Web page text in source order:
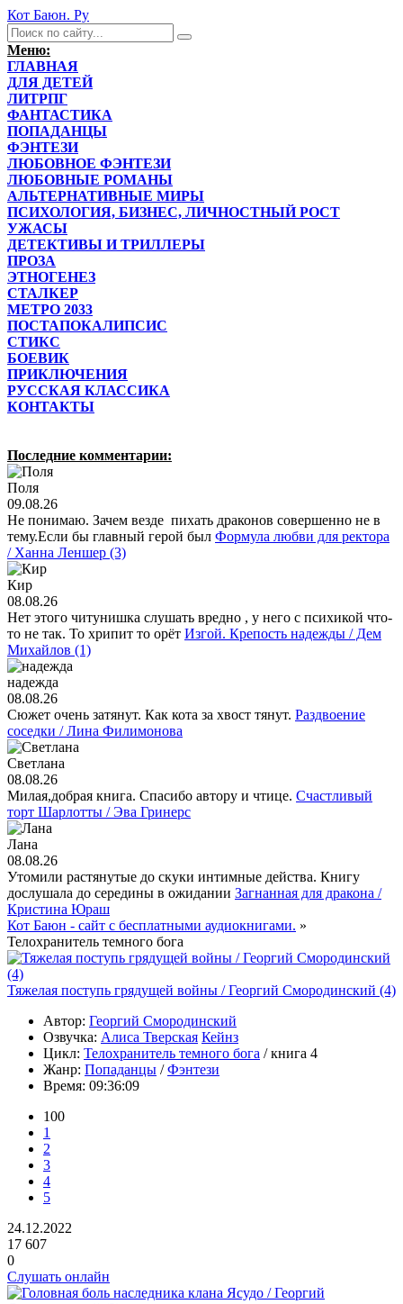
Кот Баюн. Ру
Меню:
ГЛАВНАЯ
ДЛЯ ДЕТЕЙ
ЛИТРПГ
ФАНТАСТИКА
ПОПАДАНЦЫ
ФЭНТЕЗИ
ЛЮБОВНОЕ ФЭНТЕЗИ
ЛЮБОВНЫЕ РОМАНЫ
АЛЬТЕРНАТИВНЫЕ МИРЫ
ПСИХОЛОГИЯ, БИЗНЕС, ЛИЧНОСТНЫЙ РОСТ
УЖАСЫ
ДЕТЕКТИВЫ И ТРИЛЛЕРЫ
ПРОЗА
ЭТНОГЕНЕЗ
СТАЛКЕР
МЕТРО 2033
ПОСТАПОКАЛИПСИС
СТИКС
БОЕВИК
ПРИКЛЮЧЕНИЯ
РУССКАЯ КЛАССИКА
КОНТАКТЫ
Последние комментарии:
Поля
09.08.26
Не понимаю. Зачем везде пихать драконов совершенно не в
тему.Если бы главный герой был Формула любви для ректора
/ Ханна Леншер (3)
Кир
08.08.26
Нет этого читунишка слушать вредно , у него с психикой что-
то не так. То хрипит то орёт Изгой. Крепость надежды / Дем
Михайлов (1)
надежда
08.08.26
Сюжет очень затянут. Как кота за хвост тянут. Раздвоение
соседки / Лина Филимонова
Светлана
08.08.26
Милая,добрая книга. Спасибо автору и чтице. Счастливый
торт Шарлотты / Эва Гринерс
Лана
08.08.26
Утомили растянутые до скуки интимные действа. Книгу
дослушала до середины в ожидании Загнанная для дракона /
Кристина Юраш
Кот Баюн - сайт с бесплатными аудиокнигами. »
Телохранитель темного бога
Тяжелая поступь грядущей войны / Георгий Смородинский (4)
Автор: Георгий Смородинский
Озвучка: Алиса Тверская Кейнз
Цикл: Телохранитель темного бога / книга 4
Жанр: Попаданцы /Фэнтези
Время: 09:36:09
100
1
2
3
4
5
24.12.2022
17 607
0
Слушать онлайн